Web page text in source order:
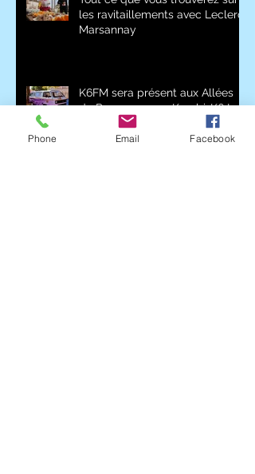
les ravitaillements avec Leclerc
Marsannay
K6FM sera présent aux Allées
du Parc avec son Kombi-K6 !
Phone Email Facebook